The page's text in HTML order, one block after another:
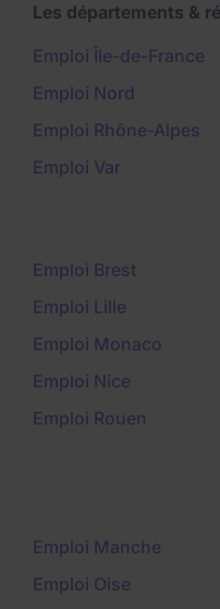
Les départements &
Emploi Île-de-France
Emploi Nord
Emploi Rhône-Alpes
Emploi Var
Emploi Brest
Emploi Lille
Emploi Monaco
Emploi Nice
Emploi Rouen
Emploi Manche
Emploi Oise